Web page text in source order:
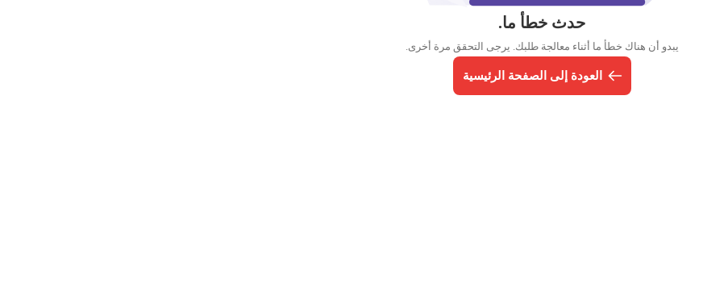
حدث خطأ ما.
يبدو أن هناك خطأ ما أثناء معالجة طلبك. يرجى التحقق مرة أخرى.
العودة إلى الصفحة الرئيسية